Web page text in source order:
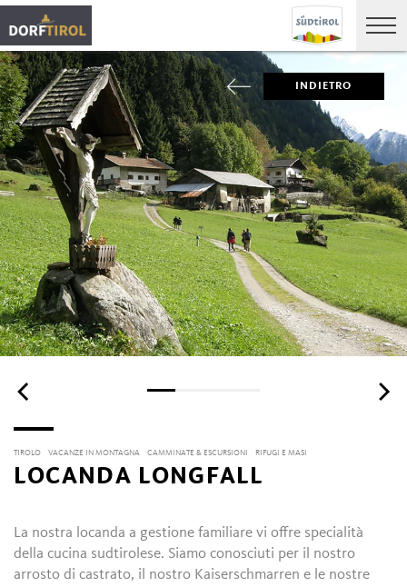
INDIETRO
TIROLO VACANZE IN MONTAGNA CAMMINATE & ESCURSIONI RIFUGI E MASI
LOCANDA LONGFALL
La nostra locanda a gestione familiare vi offre specialità
della cucina sudtirolese. Siamo conosciuti per il nostro
arrosto di castrato, il nostro Kaiserschmarren e le nostre